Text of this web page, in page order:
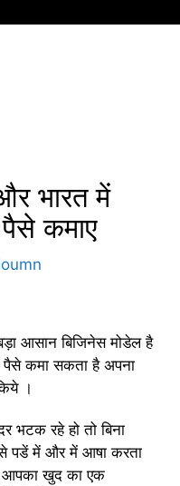
भारत में
कमाए
आसान बिजिनेस मोडेल है
पैसे कमा सकता है अपना
।
भटक रहे हो तो बिना
पडें में और में आषा करता
आपका खुद का एक